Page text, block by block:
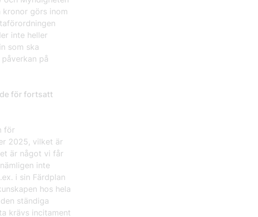
görs inom
inte heller
som ska
på
för fortsatt
för
2025, vilket är
är något vi får
inte
i sin Färdplan
hos hela
ständiga
krävs incitament